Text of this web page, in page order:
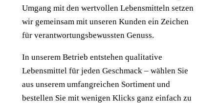
Umgang mit den wertvollen Lebensmitteln setzen
wir gemeinsam mit unseren Kunden ein Zeichen
für verantwortungsbewussten Genuss.
In unserem Betrieb entstehen qualitative
Lebensmittel für jeden Geschmack – wählen Sie
aus unserem umfangreichen Sortiment und
bestellen Sie mit wenigen Klicks ganz einfach zu